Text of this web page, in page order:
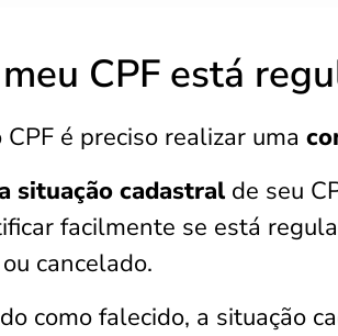
CPF está
é preciso realizar uma
situação cadastral de seu
facilmente se está
cancelado.
como falecido, a situação